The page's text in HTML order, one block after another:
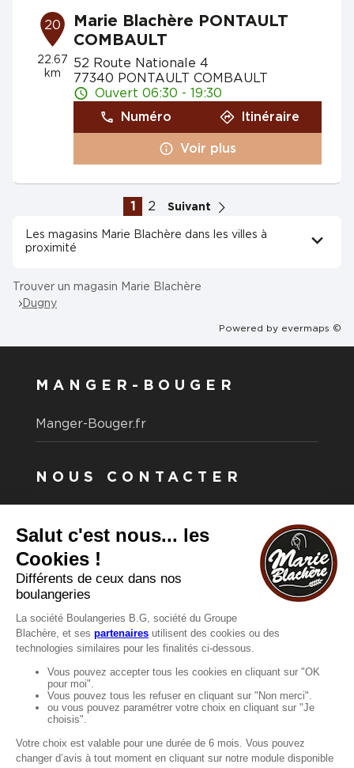
20
22.67
km
Marie Blachère PONTAULT
COMBAULT
52 Route Nationale 4
77340 PONTAULT COMBAULT
Ouvert 06:30 - 19:30
Numéro
Itinéraire
Voir plus
1 2 Suivant
Les magasins Marie Blachère dans les villes à
proximité
Trouver un magasin Marie Blachère
Dugny
Powered by evermaps ©
MANGER-BOUGER
Manger-Bouger.fr
NOUS CONTACTER
Vous souhaitez nous contacter ?
Consultez notre FAQ.
FAQ
Recrutement
MENTIONS
Mentions légales
Protection des données